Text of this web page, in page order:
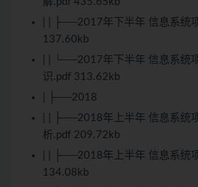
| | ├──2017年下半年 信息系统
137.60kb
| | └──2017年下半年 信息系统
识.pdf 313.62kb
| ├──2018
| | ├──2018年上半年 信息系统
析.pdf 209.72kb
| | ├──2018年上半年 信息系统
134.08kb